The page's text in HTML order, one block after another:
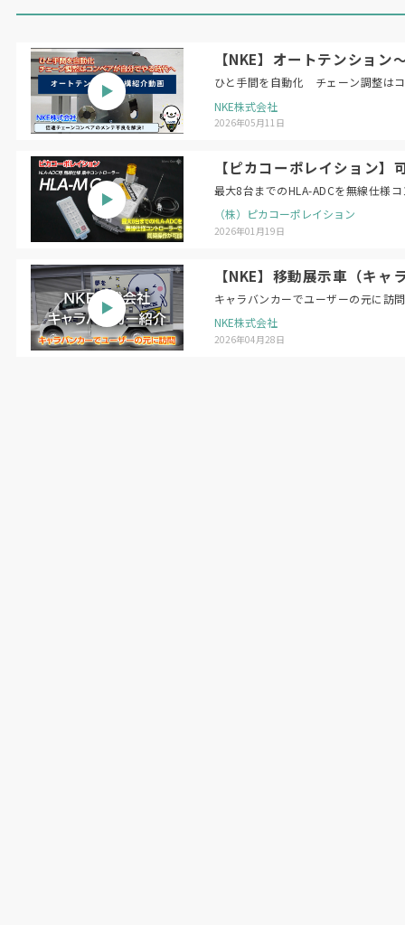
【NKE】オートテンショ
ひと手間を自動化 チェーン調整は
NKE株式会社
2026年05月11日
【ピカコーポレイション
最大8台までのHLA-ADCを無線仕様
（株）ピカコーポレイション
2026年01月19日
【NKE】移動展示車（キ
キャラバンカーでユーザーの元に訪問
NKE株式会社
2026年04月28日